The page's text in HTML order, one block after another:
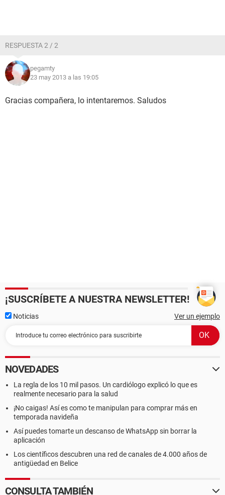
RESPUESTA 2 / 2
pegamty
23 may 2013 a las 19:05
Gracias compañera, lo intentaremos. Saludos
¡SUSCRÍBETE A NUESTRA NEWSLETTER!
Noticias Ver un ejemplo
NOVEDADES
La regla de los 10 mil pasos. Un cardiólogo explicó lo que es
realmente necesario para la salud
¡No caigas! Así es como te manipulan para comprar más en
temporada navideña
Así puedes tomarte un descanso de WhatsApp sin borrar la
aplicación
Los científicos descubren una red de canales de 4.000 años de
antigüedad en Belice
CONSULTA TAMBIÉN